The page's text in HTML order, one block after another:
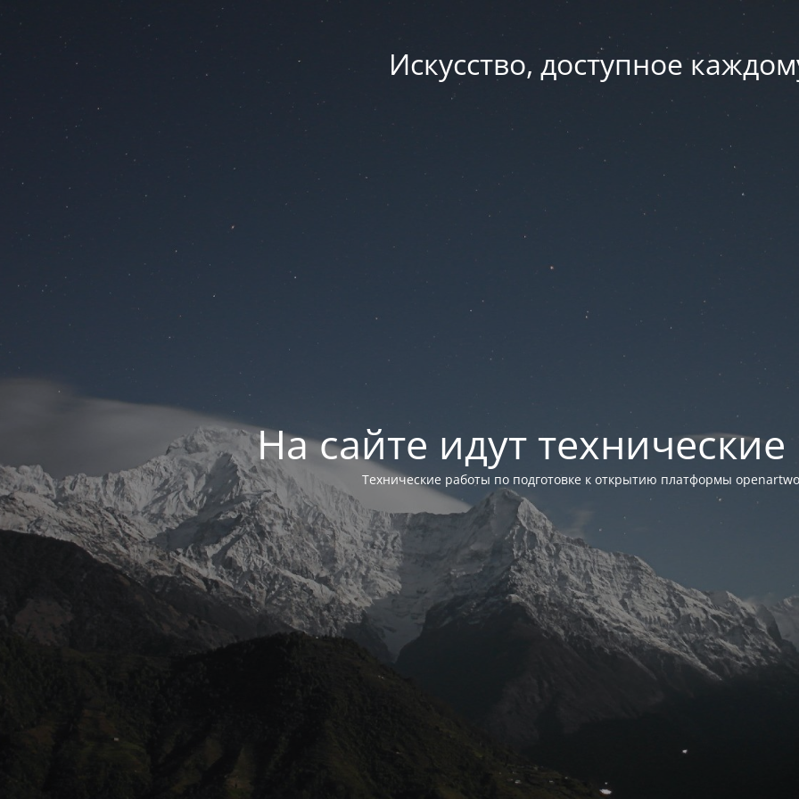
Искусство, доступное
На сайте идут
Технические работы по подготовке к открытию платформы